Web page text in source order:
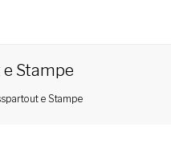
Stampe
e Stampe